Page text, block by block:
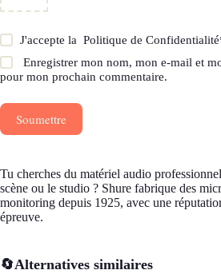
J'accepte laPolitique de Confidentialité
Enregistrer mon nom, mon e-mail et
pour mon prochain commentaire.
Soumettre
Tu cherches du matériel audio
scène ou le studio ? Shure fabrique des
monitoring depuis 1925, avec une
épreuve.
🔄Alternatives similaires